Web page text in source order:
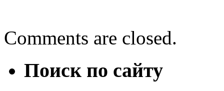
Comments are closed.
Поиск по сайту